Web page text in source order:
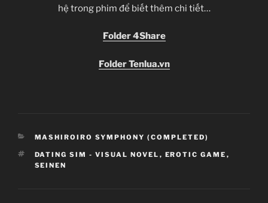
hệ trong phim để biết thêm chi tiết…
Folder 4Share
Folder Tenlua.vn
CATEGORIES
MASHIROIRO SYMPHONY (COMPLETED)
TAGS
DATING SIM - VISUAL NOVEL , EROTIC GAME ,
SEINEN